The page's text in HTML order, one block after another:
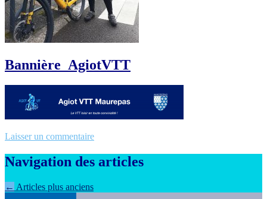
Bannière_AgiotVTT
Laisser un commentaire
Navigation des articles
← Articles plus anciens